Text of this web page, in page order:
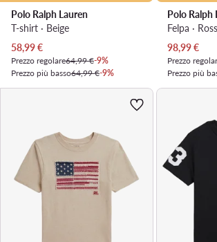
Polo Ralph Lauren
T-shirt · Beige
Prezzo attuale
58,99€
Prezzo regolare64,99 €-9%
Prezzo più basso64,99 €-9%
Polo Ralph
Felpa ·
Prezzo
98,99€
Prezzo
Prezzo più